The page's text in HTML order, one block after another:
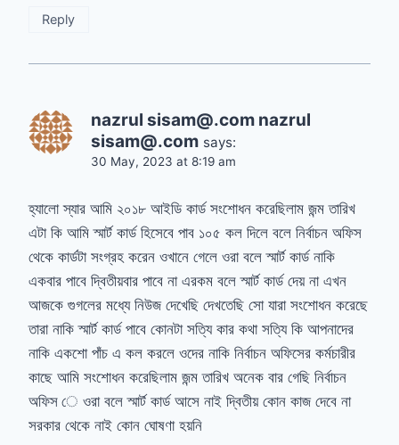
Reply
nazrul sisam@.com nazrul
sisam@.com says:
30 May, 2023 at 8:19 am
হ্যালো স্যার আমি ২০১৮ আইডি কার্ড সংশোধন করেছিলাম জন্ম তারিখ
এটা কি আমি স্মার্ট কার্ড হিসেবে পাব ১০৫ কল দিলে বলে নির্বাচন অফিস
থেকে কার্ডটা সংগ্রহ করেন ওখানে গেলে ওরা বলে স্মার্ট কার্ড নাকি
একবার পাবে দ্বিতীয়বার পাবে না এরকম বলে স্মার্ট কার্ড দেয় না এখন
আজকে গুগলের মধ্যে নিউজ দেখেছি দেখতেছি সো যারা সংশোধন করেছে
তারা নাকি স্মার্ট কার্ড পাবে কোনটা সত্যি কার কথা সত্যি কি আপনাদের
নাকি একশো পাঁচ এ কল করলে ওদের নাকি নির্বাচন অফিসের কর্মচারীর
কাছে আমি সংশোধন করেছিলাম জন্ম তারিখ অনেক বার গেছি নির্বাচন
অফিস ে ওরা বলে স্মার্ট কার্ড আসে নাই দ্বিতীয় কোন কাজ দেবে না
সরকার থেকে নাই কোন ঘোষণা হয়নি